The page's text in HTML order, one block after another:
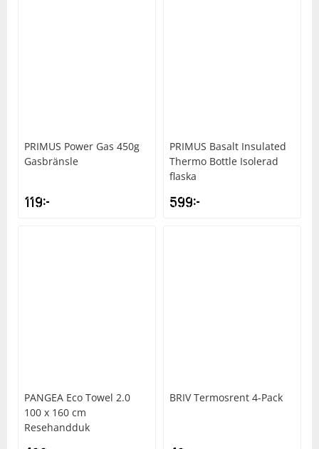
PRIMUS Power Gas 450g
Gasbränsle
119kr
PRIMUS Basalt Insulated
Thermo Bottle Isolerad
flaska
599kr
PANGEA Eco Towel 2.0
100 x 160 cm
Resehandduk
BRIV Termosrent 4-Pack